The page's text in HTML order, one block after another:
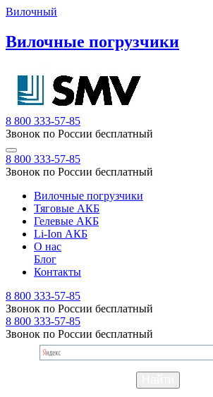
Вилочный
Вилочные погрузчики
8 800 333-57-85
Звонок по России бесплатный
8 800 333-57-85
Звонок по России бесплатный
Вилочные погрузчики
Тяговые АКБ
Гелевые АКБ
Li-Ion АКБ
О нас
Блог
Контакты
8 800 333-57-85
Звонок по России бесплатный
8 800 333-57-85
Звонок по России бесплатный